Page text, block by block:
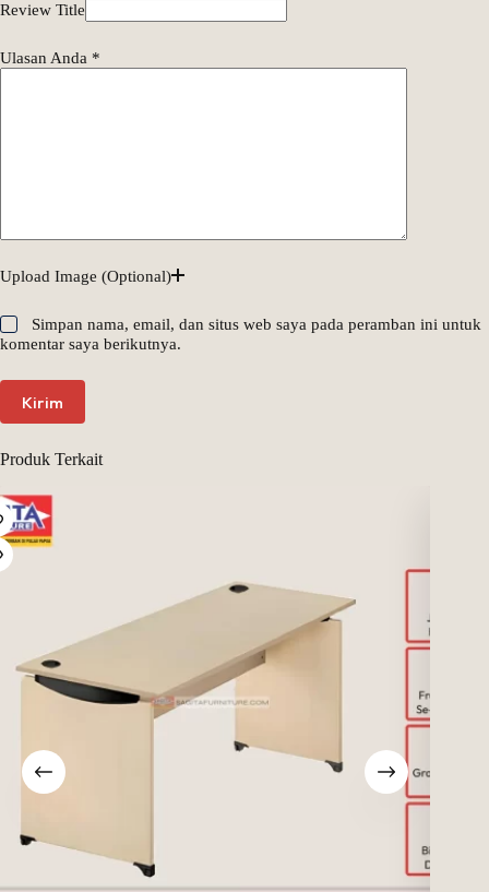
Review Title
Ulasan Anda *
Upload Image (Optional)
Simpan nama, email, dan situs web saya pada peramban ini untuk
komentar saya berikutnya.
Kirim
Produk Terkait